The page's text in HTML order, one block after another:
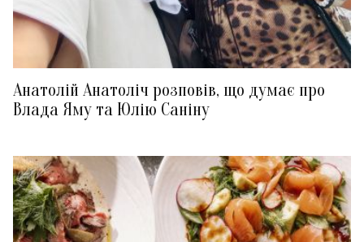
Анатолій Анатоліч розповів, що думає про
Влада Яму та Юлію Саніну